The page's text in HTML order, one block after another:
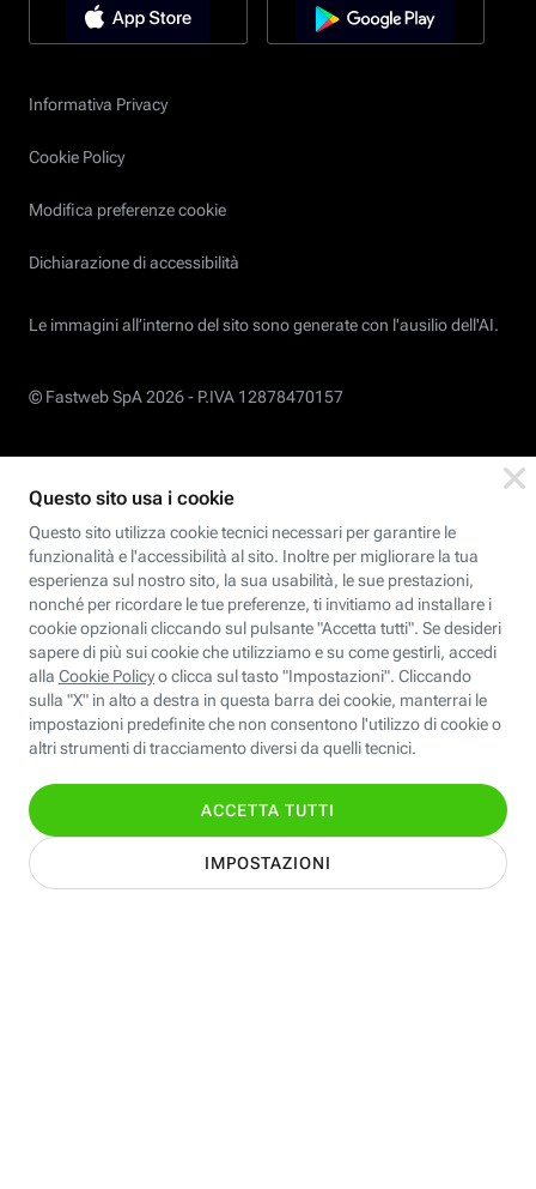
Informativa Privacy
Cookie Policy
Modifica preferenze cookie
Dichiarazione di accessibilità
Le immagini all’interno del sito sono generate con l'ausilio dell'AI.
© Fastweb SpA 2026 - P.IVA 12878470157